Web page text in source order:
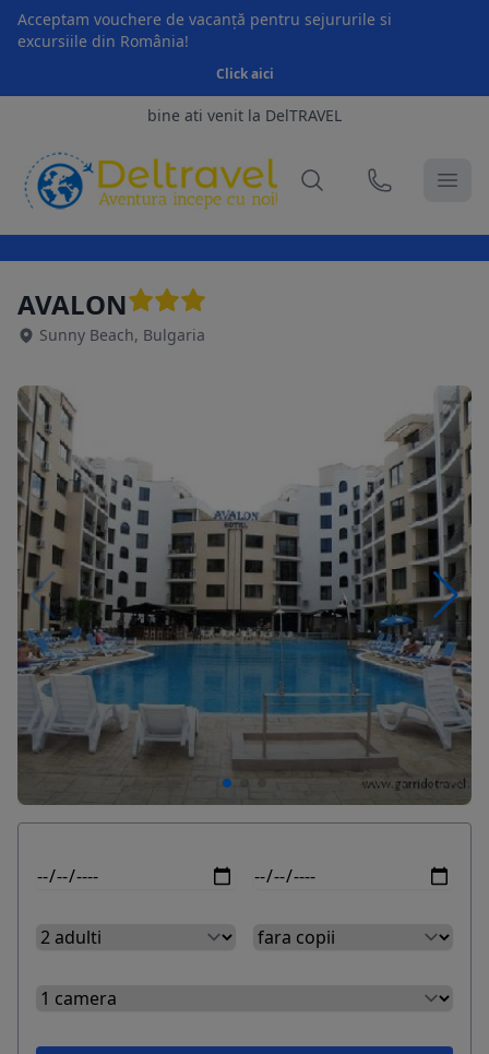
Acceptam vouchere de vacanță pentru sejururile si
excursiile din România!
Click aici
bine ati venit la DelTRAVEL
AVALON
Sunny Beach, Bulgaria